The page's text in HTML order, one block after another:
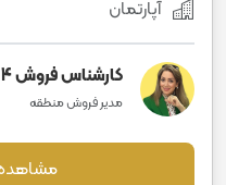
آپارتمان
کارشناس فروش 4
مدیر فروش منطقه